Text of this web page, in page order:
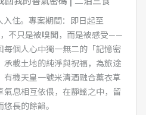
住。專案期間：即日起至
不只是被嗅聞，而是被感受——
每個人心中獨一無二的「記憶密
承載土地的純淨與祝福，為旅途
機天皇一號米清酒融合薰衣草
氣息相互依偎，在靜謐之中，留
長的餘韻。